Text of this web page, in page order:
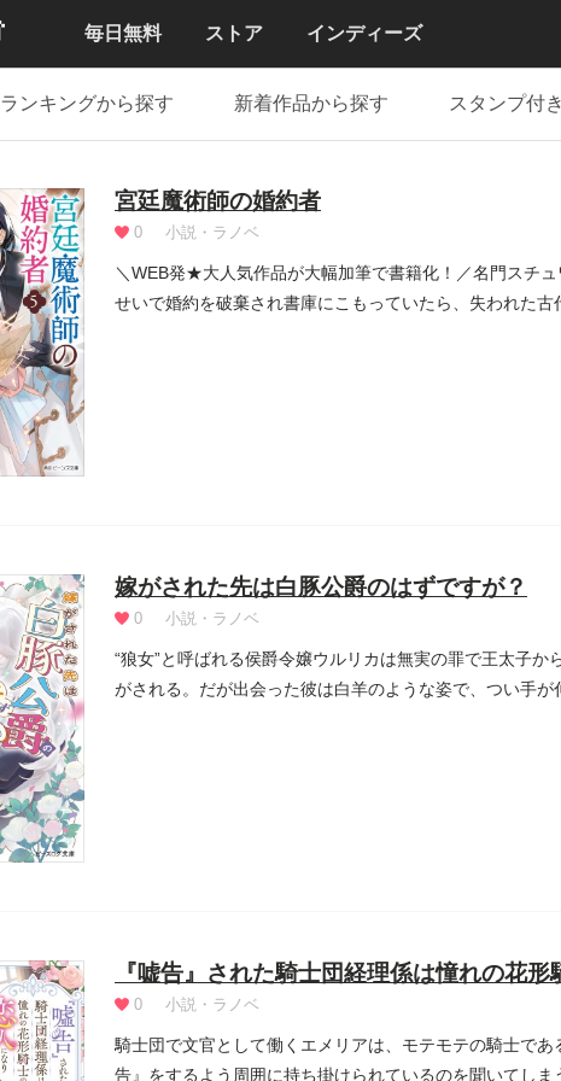
毎日無料 ストア インディーズ
ランキングから探す 新着作品から探す スタンプ付
宮廷魔術師の婚約者
0 小説・ラノベ
＼WEB発★大人気作品が大幅加筆で書籍化！／名門スチ
せいで婚約を破棄され書庫にこもっていたら、失われた
嫁がされた先は白豚公爵のはずですが？
0 小説・ラノベ
“狼女”と呼ばれる侯爵令嬢ウルリカは無実の罪で王太子
がされる。だが出会った彼は白羊のような姿で、つい手
『嘘告』された騎士団経理係は憧れの花形
0 小説・ラノベ
騎士団で文官として働くエメリアは、モテモテの騎士で
告』をするよう周囲に持ち掛けられているのを聞いてし